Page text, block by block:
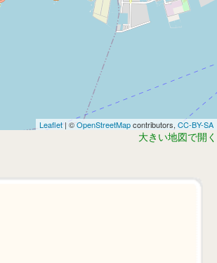
Leaflet| ©OpenStreetMapcontributors, CC-BY-SA
大きい地図で開く